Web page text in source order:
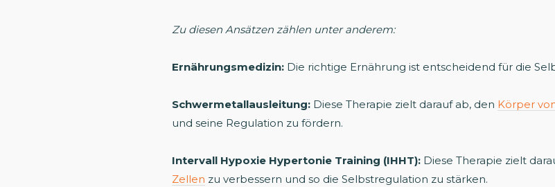
Zu diesen Ansätzen zählen unter anderem:
Ernährungsmedizin: Die richtige Ernährung ist entscheidend für die
Schwermetallausleitung: Diese Therapie zielt darauf ab, den Körper
und seine Regulation zu fördern.
Intervall Hypoxie Hypertonie Training (IHHT): Diese Therapie zielt
Zellen zu verbessern und so die Selbstregulation zu stärken.